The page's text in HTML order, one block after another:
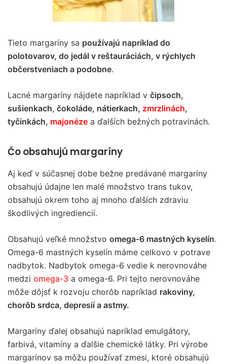
Tieto margaríny sa používajú napríklad do
polotovarov, do jedál v reštauráciách, v rýchlych
občerstveniach a podobne.
Lacné margaríny nájdete napríklad v čipsoch,
sušienkach, čokoláde, nátierkach, zmrzlinách,
tyčinkách, majonéze a ďalších bežných potravinách.
Čo obsahujú margaríny
Aj keď v súčasnej dobe bežne predávané margaríny
obsahujú údajne len malé množstvo trans tukov,
obsahujú okrem toho aj mnoho ďalších zdraviu
škodlivých ingrediencií.
Obsahujú veľké množstvo omega-6 mastných kyselín.
Omega-6 mastných kyselín máme celkovo v potrave
nadbytok. Nadbytok omega-6 vedie k nerovnováhe
medzi omega-3 a omega-6. Pri tejto nerovnováhe
môže dôjsť k rozvoju chorôb napríklad rakoviny,
chorôb srdca, depresií a astmy.
Margaríny ďalej obsahujú napríklad emulgátory,
farbivá, vitamíny a ďalšie chemické látky. Pri výrobe
margarínov sa môžu používať zmesi, ktoré obsahujú